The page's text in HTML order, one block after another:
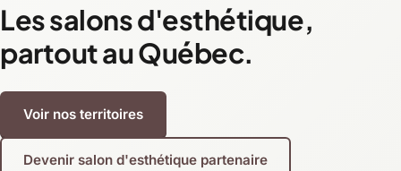
Les salons d'esthétique,
partout au Québec.
Voir nos territoires
Devenir salon d'esthétique partenaire